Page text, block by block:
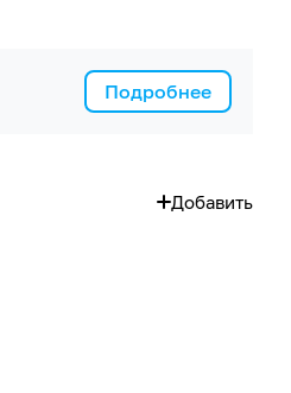
Подробнее
Добавить